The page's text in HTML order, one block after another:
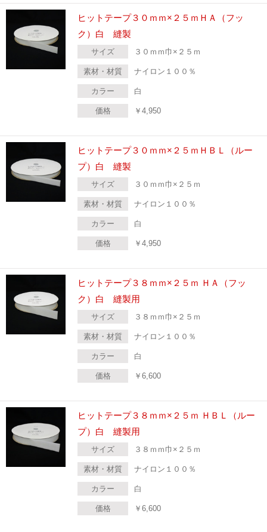
ヒットテープ３０ｍｍ×２５ｍＨＡ（フッ
ク）白 縫製
サイズ ３０ｍｍ巾×２５ｍ
素材・材質 ナイロン１００％
カラー 白
価格 ￥ 4,950
ヒットテープ３０ｍｍ×２５ｍＨＢＬ（ルー
プ）白 縫製
サイズ ３０ｍｍ巾×２５ｍ
素材・材質 ナイロン１００％
カラー 白
価格 ￥ 4,950
ヒットテープ３８ｍｍ×２５ｍ ＨＡ（フッ
ク）白 縫製用
サイズ ３８ｍｍ巾×２５ｍ
素材・材質 ナイロン１００％
カラー 白
価格 ￥ 6,600
ヒットテープ３８ｍｍ×２５ｍ ＨＢＬ（ルー
プ）白 縫製用
サイズ ３８ｍｍ巾×２５ｍ
素材・材質 ナイロン１００％
カラー 白
価格 ￥ 6,600